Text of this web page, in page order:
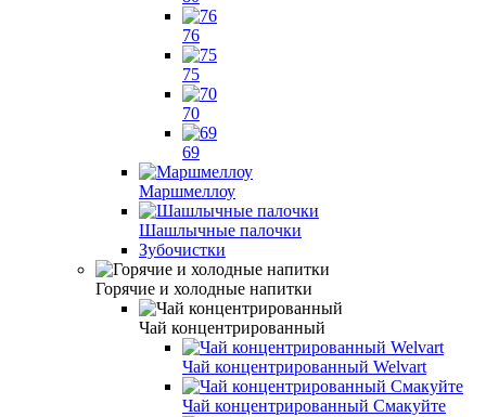
76
75
70
69
Маршмеллоу
Шашлычные палочки
Зубочистки
Горячие и холодные напитки
Чай концентрированный
Чай концентрированный Welvart
Чай концентрированный Смакуйте